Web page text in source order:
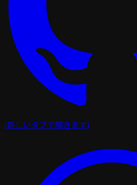
(新しいタブで開きます)